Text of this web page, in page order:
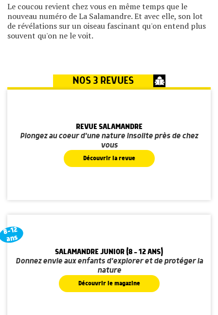
Le coucou revient chez vous en même temps que le
nouveau numéro de La Salamandre. Et avec elle, son lot
de révélations sur un oiseau fascinant qu'on entend plus
souvent qu'on ne le voit.
NOS 3 REVUES
REVUE SALAMANDRE
Plongez au coeur d'une nature insolite près de chez
vous
Découvrir la revue
8-12
ans
SALAMANDRE JUNIOR (8 - 12 ANS)
Donnez envie aux enfants d'explorer et de protéger la
nature
Découvrir le magazine